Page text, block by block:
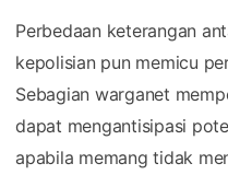
Perbedaan keterangan
kepolisian pun memicu
Sebagian warganet
dapat mengantisipasi
apabila memang tidak